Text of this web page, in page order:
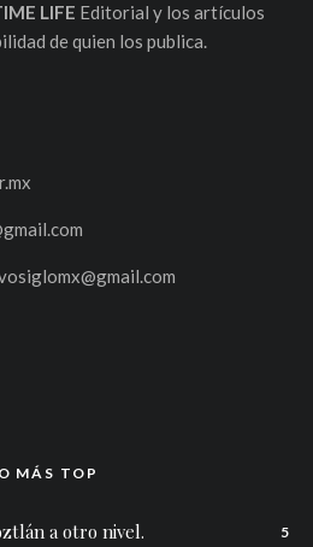
LIFE Editorial y los artículos
de quien los publica.
MÁS TOP
a otro nivel. 5